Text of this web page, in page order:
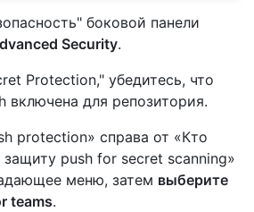
боковой панели
Security.
Protection," убедитесь, что
включена для репозитория.
protection» справа от «Кто
push for secret scanning»
меню, затем выберите
teams.